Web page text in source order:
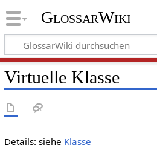
GlossarWiki
Virtuelle Klasse
Details: siehe Klasse